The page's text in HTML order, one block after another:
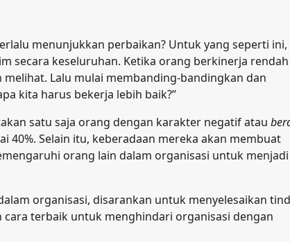
menunjukkan perbaikan? Untuk yang seperti ini,
secara keseluruhan. Ketika orang berkinerja rendah
Lalu mulai membanding-bandingkan dan
kita harus bekerja lebih baik?”
satu saja orang dengan karakter negatif atau
Selain itu, keberadaan mereka akan membuat
orang lain dalam organisasi untuk menjadi
organisasi, disarankan untuk menyelesaikan
terbaik untuk menghindari organisasi dengan